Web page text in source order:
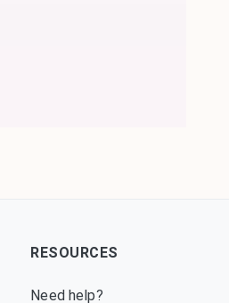
RESOURCES
Need help?